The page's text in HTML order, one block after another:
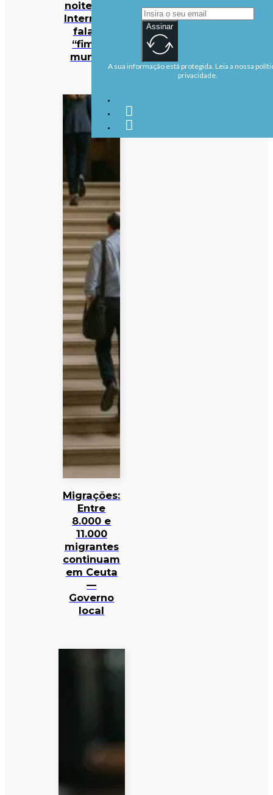
noite… e a
Internet já
fala no
“fim do
mundo”
Migrações:
Entre
8.000 e
11.000
migrantes
continuam
em Ceuta
—
Governo
local
Assinar
A sua informação está protegida. Leia a nossa
privacidade.